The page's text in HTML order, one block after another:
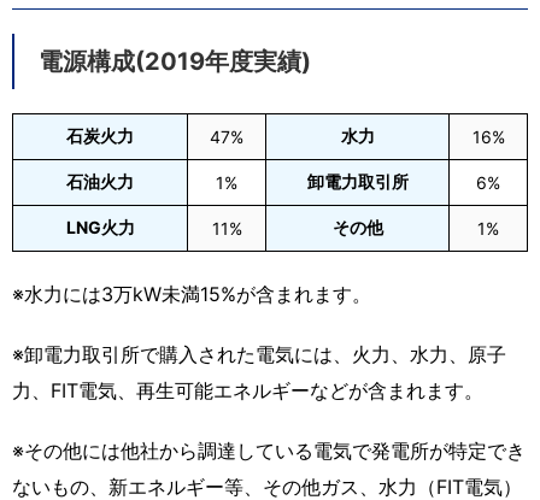
電源構成(2019年度実績)
石炭火力 47% 水力 16%
石油火力 1% 卸電力取引所 6%
LNG火力 11% その他 1%
※水力には3万kW未満15%が含まれます。
※卸電力取引所で購入された電気には、火力、水力、原子
力、FIT電気、再生可能エネルギーなどが含まれます。
※その他には他社から調達している電気で発電所が特定でき
ないもの、新エネルギー等、その他ガス、水力（FIT電気）